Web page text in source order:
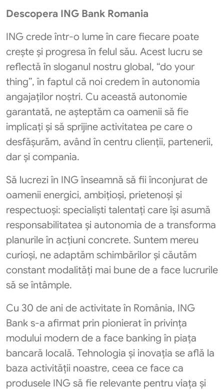
Descopera ING Bank Romania
ING crede într-o lume în care fiecare poate
crește și progresa în felul său. Acest lucru se
reflectă în sloganul nostru global, “do your
thing”, în faptul că noi credem în autonomia
angajaților noștri. Cu această autonomie
garantată, ne așteptăm ca oamenii să fie
implicați și să sprijine activitatea pe care o
desfășurăm, având în centru clienții, partenerii,
dar și compania.
Să lucrezi în ING înseamnă să fii înconjurat de
oamenii energici, ambițioși, prietenoși și
respectuoși: specialiști talentați care își asumă
responsabilitatea și autonomia de a transforma
planurile în acțiuni concrete. Suntem mereu
curioși, ne adaptăm schimbărilor și căutăm
constant modalități mai bune de a face lucrurile
să se întâmple.
Cu 30 de ani de activitate în România, ING
Bank s-a afirmat prin pionierat în privința
modului modern de a face banking în piața
bancară locală. Tehnologia și inovația se află la
baza activității noastre, ceea ce face ca
produsele ING să fie relevante pentru viața și